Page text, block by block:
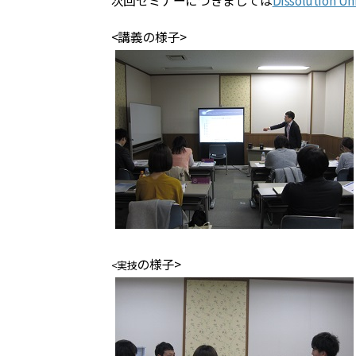
<講義の様子>
<実技の様子>